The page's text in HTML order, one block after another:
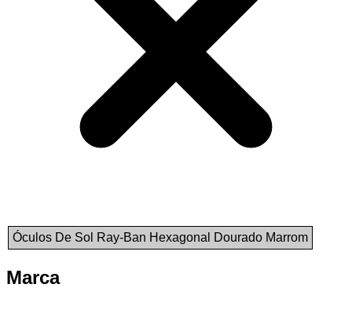
Óculos De Sol Ray-Ban Hexagonal Dourado Marrom
Marca